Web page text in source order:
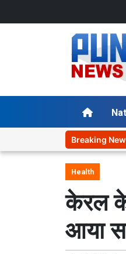
Breaking
Health
केरल के
आया